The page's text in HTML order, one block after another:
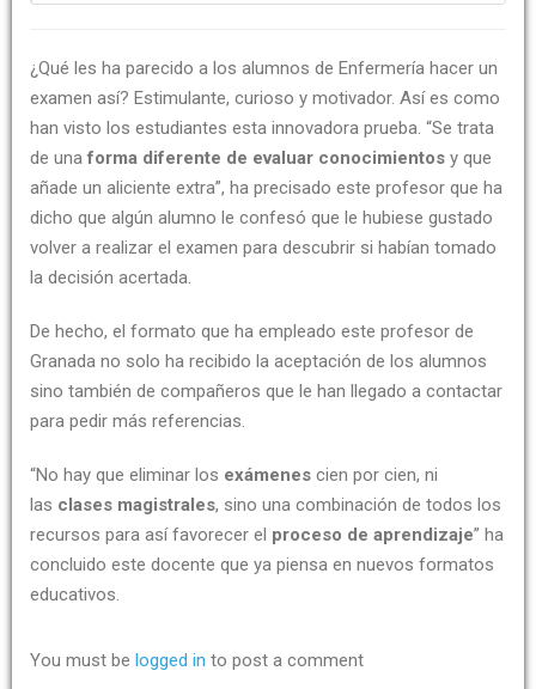
¿Qué les ha parecido a los alumnos de Enfermería hacer un
examen así? Estimulante, curioso y motivador. Así es como
han visto los estudiantes esta innovadora prueba. “Se trata
de unaforma diferente de evaluar conocimientos y que
añade un aliciente extra”, ha precisado este profesor que ha
dicho que algún alumno le confesó que le hubiese gustado
volver a realizar el examen para descubrir si habían tomado
la decisión acertada.
De hecho, el formato que ha empleado este profesor de
Granada no solo ha recibido la aceptación de los alumnos
sino también de compañeros que le han llegado a contactar
para pedir más referencias.
“No hay que eliminar los exámenes cien por cien, ni
las clases magistrales, sino una combinación de todos los
recursos para así favorecer el proceso de aprendizaje” ha
concluido este docente que ya piensa en nuevos formatos
educativos.
You must be logged in to post a comment